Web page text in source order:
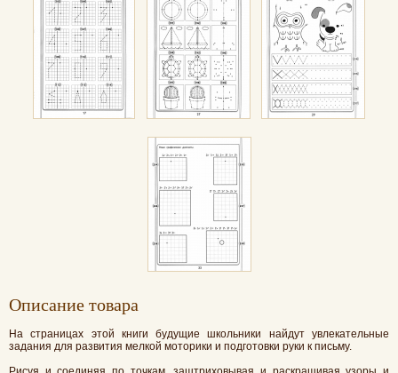
Oписание товара
На страницах этой книги будущие школьники найдут увлекательные
задания для развития мелкой моторики и подготовки руки к письму.